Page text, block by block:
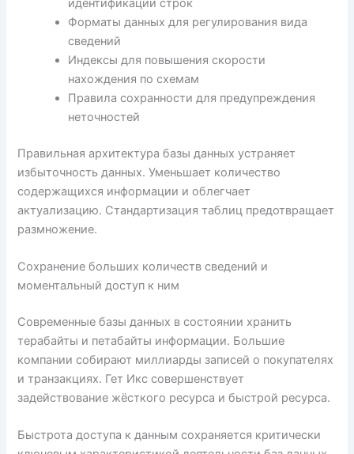
идентификации строк
Форматы данных для регулирования вида
сведений
Индексы для повышения скорости
нахождения по схемам
Правила сохранности для предупреждения
неточностей
Правильная архитектура базы данных устраняет
избыточность данных. Уменьшает количество
содержащихся информации и облегчает
актуализацию. Стандартизация таблиц предотвращает
размножение.
Сохранение больших количеств сведений и
моментальный доступ к ним
Современные базы данных в состоянии хранить
терабайты и петабайты информации. Большие
компании собирают миллиарды записей о покупателях
и транзакциях. Гет Икс совершенствует
задействование жёсткого ресурса и быстрой ресурса.
Быстрота доступа к данным сохраняется критически